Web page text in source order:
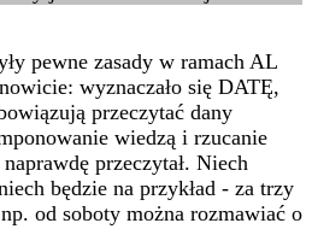
pewne zasady w ramach AL
wyznaczało się DATĘ,
przeczytać dany
wiedzą i rzucanie
przeczytał. Niech
będzie na przykład - za trzy
od soboty można rozmawiać o